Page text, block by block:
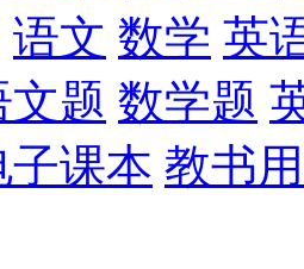
语文 数学 英
文题 数学题
子课本 教书